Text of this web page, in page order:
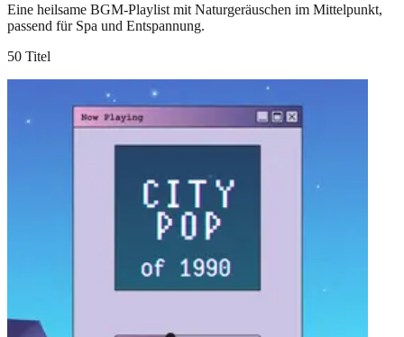
Eine heilsame BGM-Playlist mit Naturgeräuschen im Mittelpunkt,
passend für Spa und Entspannung.
50 Titel